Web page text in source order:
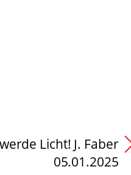
Licht! J. Faber
05.01.2025